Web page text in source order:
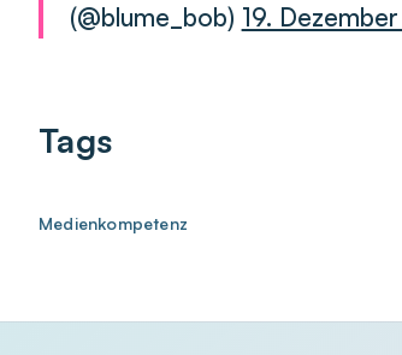
(@blume_bob) 19.
Tags
Medienkompetenz